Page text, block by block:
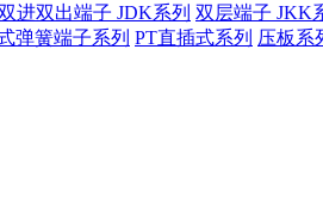
进双出端子 JDK系列 双层端子 JKK
弹簧端子系列 PT直插式系列 压板系